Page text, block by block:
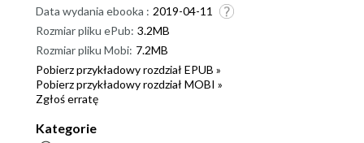
Data wydania ebooka : 2019-04-11
Rozmiar pliku ePub: 3.2MB
Rozmiar pliku Mobi: 7.2MB
Pobierz przykładowy rozdział EPUB »
Pobierz przykładowy rozdział MOBI »
Zgłoś erratę
Kategorie